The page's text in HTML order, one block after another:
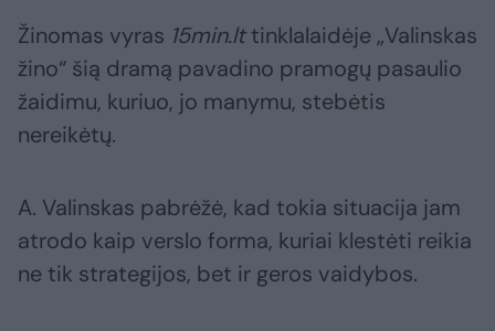
Žinomas vyras 15min.lttinklalaidėje „Valinskas
žino“ šią dramą pavadino pramogų pasaulio
žaidimu, kuriuo, jo manymu, stebėtis
nereikėtų.
A. Valinskas pabrėžė, kad tokia situacija jam
atrodo kaip verslo forma, kuriai klestėti reikia
ne tik strategijos, bet ir geros vaidybos.